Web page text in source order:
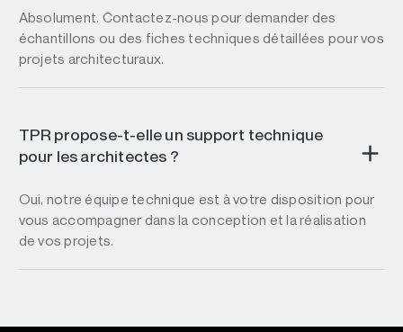
Absolument. Contactez-nous pour demander des
échantillons ou des fiches techniques détaillées pour vos
projets architecturaux.
TPR propose-t-elle un support technique
pour les architectes ?
Oui, notre équipe technique est à votre disposition pour
vous accompagner dans la conception et la réalisation
de vos projets.